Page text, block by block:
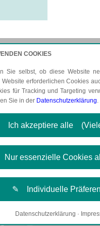
COOKIES
Sie selbst, ob diese Website
Website erforderlichen Cookies
für Tracking und Targeting
Sie in der Datenschutzerklärung.
Ich akzeptiere alle
essenzielle Cookies
✎ Individuelle
Cookies
Datenschutzerklärung ·